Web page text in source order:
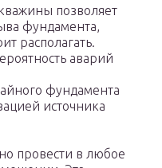
позволяет
фундамента,
располагать.
аварий
фундамента
источника
провести в любое